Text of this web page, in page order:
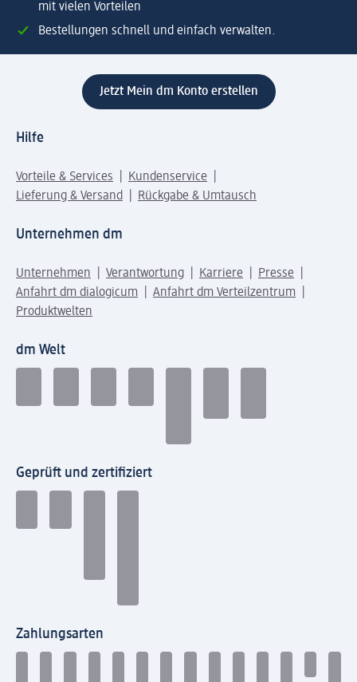
mit vielen Vorteilen
Bestellungen schnell und einfach verwalten.
Jetzt Mein dm Konto erstellen
Hilfe
Vorteile & Services
Kundenservice
Lieferung & Versand
Rückgabe & Umtausch
Unternehmen dm
Unternehmen Verantwortung Karriere
Presse
Anfahrt dm dialogicum
Anfahrt dm Verteilzentrum
Produktwelten
dm Welt
Geprüft und zertifiziert
Zahlungsarten